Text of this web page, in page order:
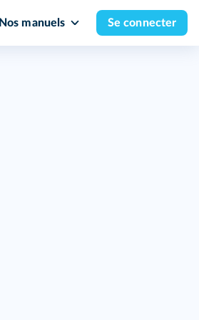
Nos manuels Se connecter